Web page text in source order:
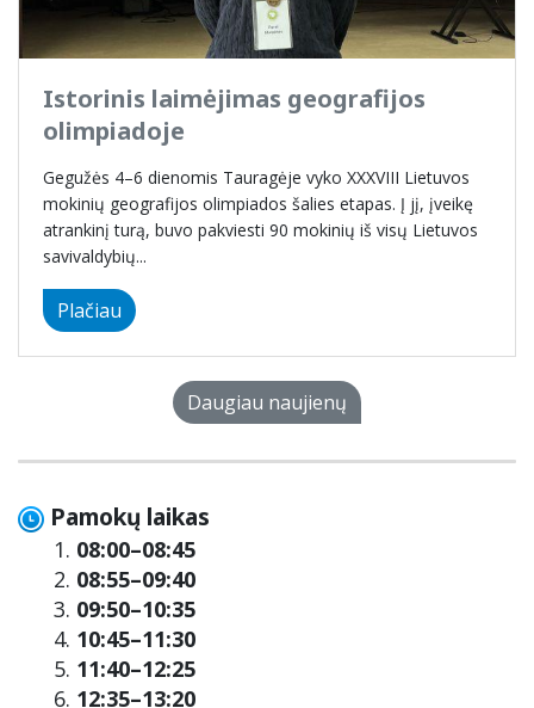
Istorinis laimėjimas geografijos
olimpiadoje
Gegužės 4–6 dienomis Tauragėje vyko XXXVIII Lietuvos
mokinių geografijos olimpiados šalies etapas. Į jį, įveikę
atrankinį turą, buvo pakviesti 90 mokinių iš visų Lietuvos
savivaldybių...
Plačiau
Daugiau naujienų
Pamokų laikas
1. 08:00–08:45
2. 08:55–09:40
3. 09:50–10:35
4. 10:45–11:30
5. 11:40–12:25
6. 12:35–13:20